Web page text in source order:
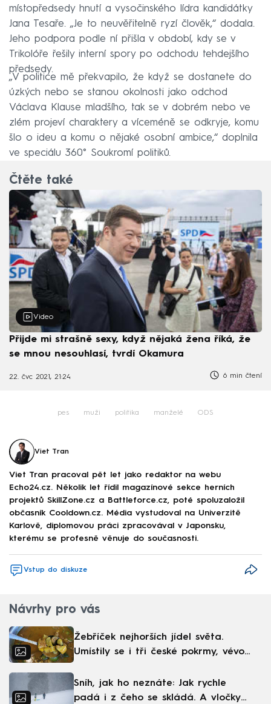
místopředsedy hnutí a vysočinského lídra kandidátky
Jana Tesaře. „Je to neuvěřitelně ryzí člověk,“ dodala.
Jeho podpora podle ní přišla v období, kdy se v
Trikolóře řešily interní spory po odchodu tehdejšího
předsedy.
„V politice mě překvapilo, že když se dostanete do
úzkých nebo se stanou okolnosti jako odchod
Václava Klause mladšího, tak se v dobrém nebo ve
zlém projeví charaktery a víceméně se odkryje, komu
šlo o ideu a komu o nějaké osobní ambice,“ doplnila
ve speciálu 360° Soukromí politiků.
Čtěte také
Video
Přijde mi strašně sexy, když nějaká žena říká, že
se mnou nesouhlasí, tvrdí Okamura
22. čvc 2021, 21:24 6 min čtení
pes muži politika manželé ODS
Viet Tran
Viet Tran pracoval pět let jako redaktor na webu
Echo24.cz. Několik let řídil magazínové sekce herních
projektů SkillZone.cz a Battleforce.cz, poté spoluzaložil
občasník Cooldown.cz. Média vystudoval na Univerzitě
Karlově, diplomovou práci zpracovával v Japonsku,
kterému se profesně věnuje do současnosti.
Vstup do diskuze
Návrhy pro vás
Žebříček nejhorších jídel světa.
Umístily se i tři české pokrmy, vévodí
Sníh, jak ho neznáte: Jak rychle
padá i z čeho se skládá. A vločky